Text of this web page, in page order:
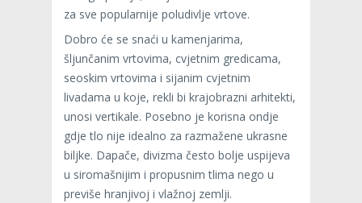
za sve popularnije poludivlje vrtove.
Dobro će se snaći u kamenjarima,
šljunčanim vrtovima, cvjetnim gredicama,
seoskim vrtovima i sijanim cvjetnim
livadama u koje, rekli bi krajobrazni arhitekti,
unosi vertikale. Posebno je korisna ondje
gdje tlo nije idealno za razmažene ukrasne
biljke. Dapače, divizma često bolje uspijeva
u siromašnijim i propusnim tlima nego u
previše hranjivoj i vlažnoj zemlji.